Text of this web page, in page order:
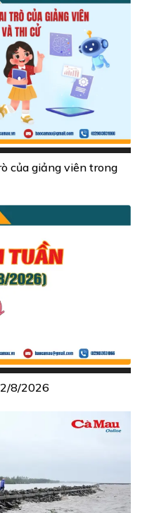
của giảng viên trong
8/2026